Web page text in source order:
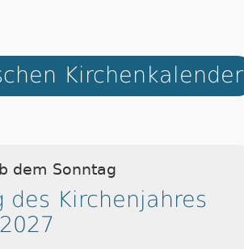
Kirchenkalender
dem Sonntag
des Kirchenjahres